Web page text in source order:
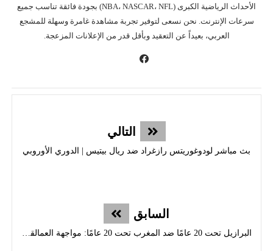
الأحداث الرياضية الكبرى (NBA، NASCAR، NFL) بجودة فائقة تناسب جميع
سرعات الإنترنت. نحن نسعى لتوفير تجربة مشاهدة غامرة وسهلة للمشجع
العربي، بعيداً عن التعقيد وبأقل قدر من الإعلانات المزعجة.
التالي
بث مباشر لودوغوريتس رازغراد ضد ريال بيتيس | الدوري الأوروبي
السابق
البرازيل تحت 20 عامًا ضد المغرب تحت 20 عامًا: مواجهة العمالقة في كأس العالم للشباب